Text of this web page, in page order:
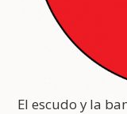
El escudo y la